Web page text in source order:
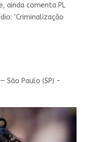
ainda comenta PL
‘Criminalização
São Paulo (SP) -